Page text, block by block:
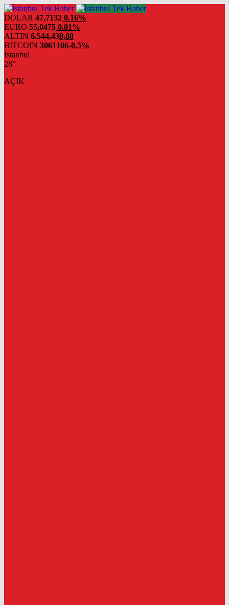
DOLAR 47,7132 0.16%
EURO 55,0475 0.01%
ALTIN 6.544,430,80
BITCOIN 3061106-0.5%
İstanbul
28°
AÇIK